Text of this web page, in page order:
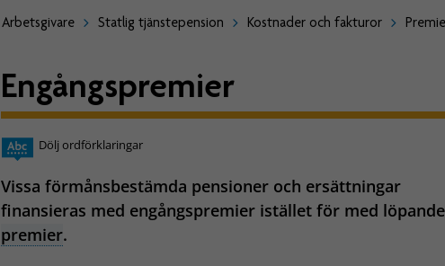
Arbetsgivare Statlig tjänstepension Kostnader och fakturor
Engångspremier
Dölj ordförklaringar
Vissa förmånsbestämda pensioner och ersättningar
finansieras med engångspremier istället för med löpande
premier.